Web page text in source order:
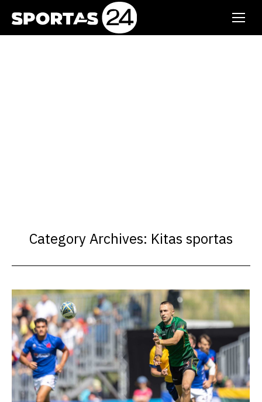
Category Archives: Kitas sportas